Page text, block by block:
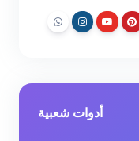
أدوات شعبية